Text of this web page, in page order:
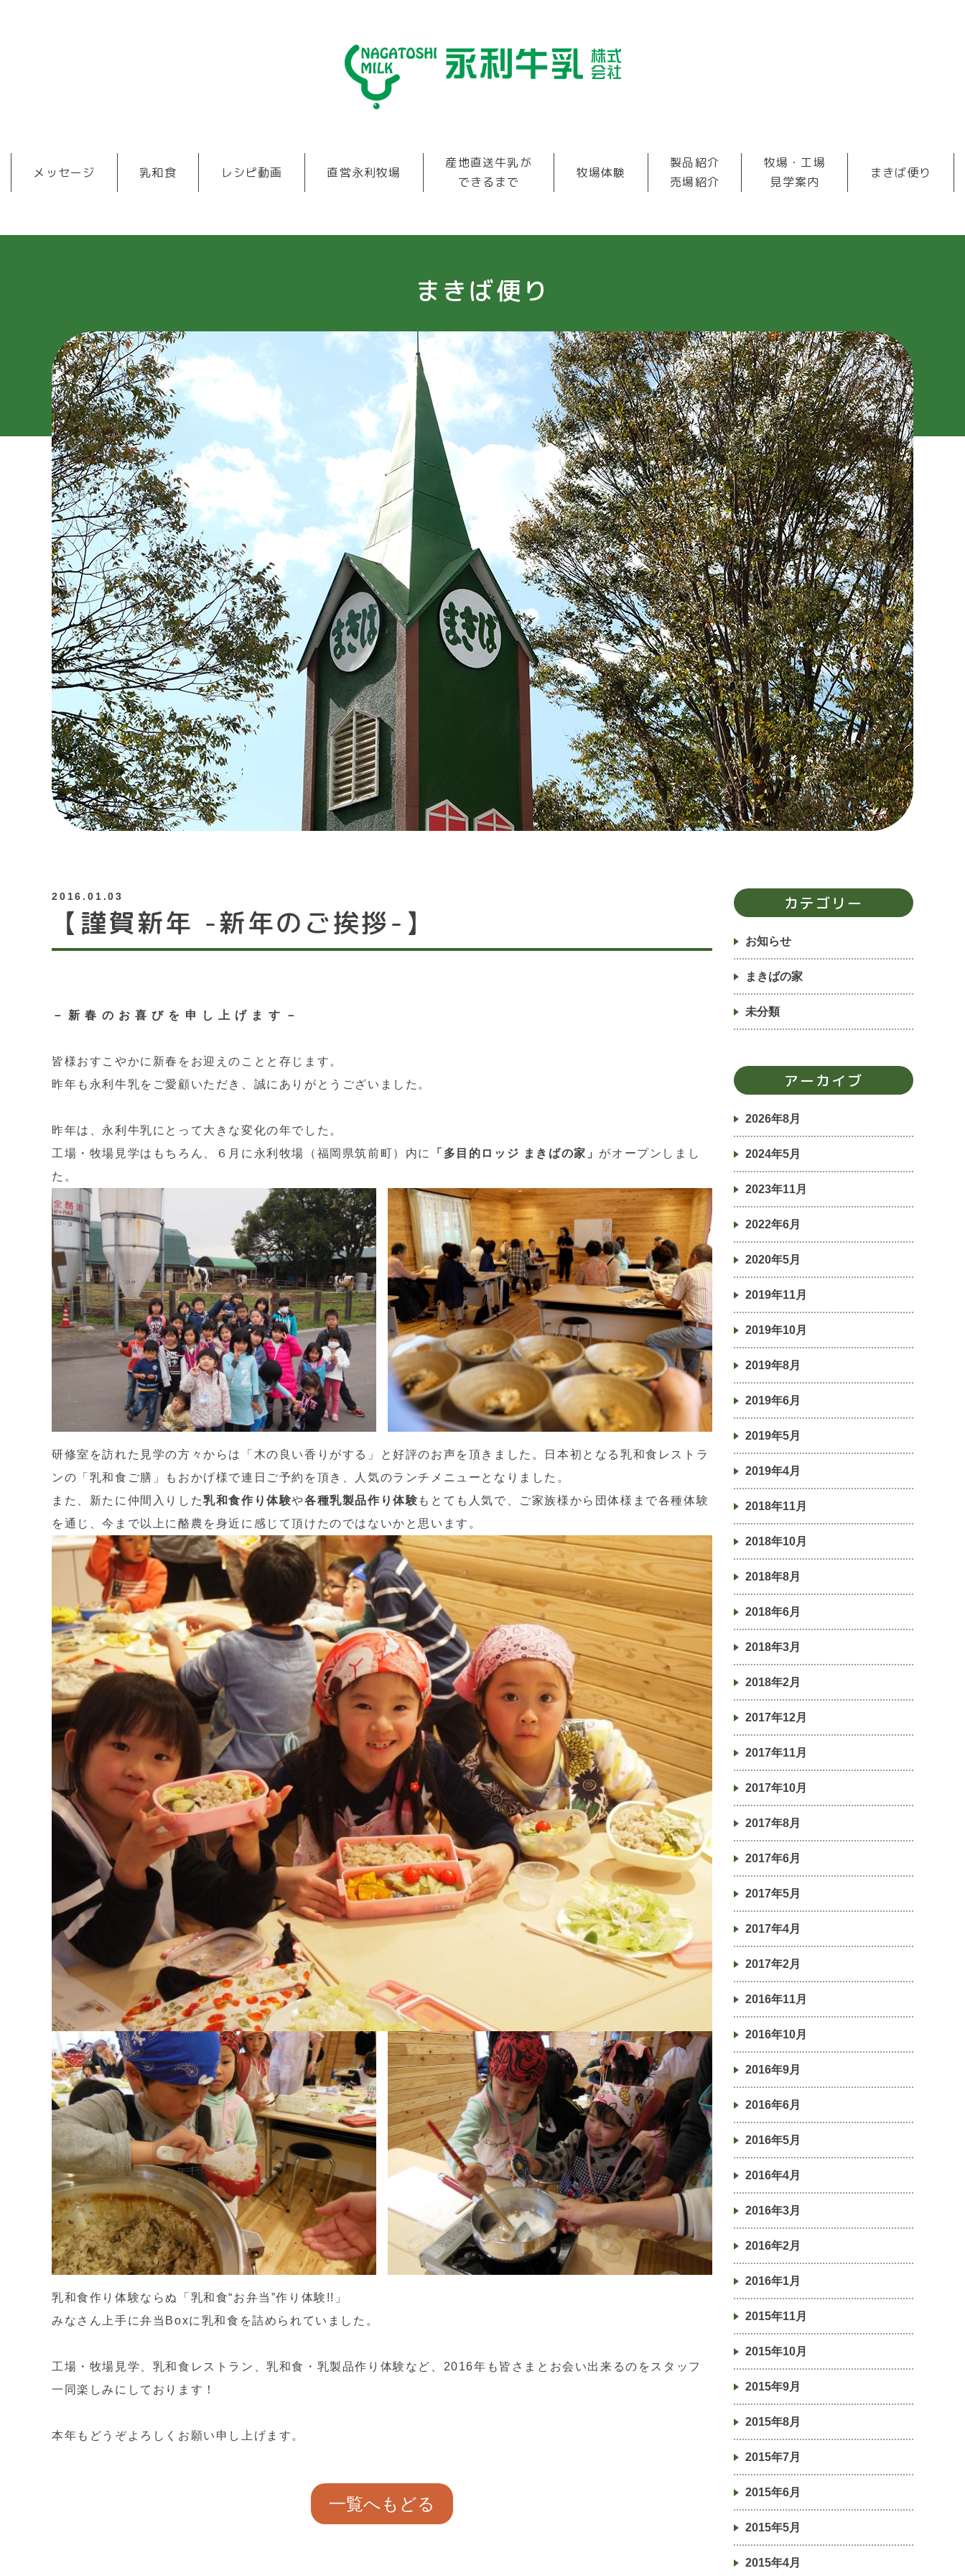
メッセージ 乳和食 レシピ動画 直営永利牧場
産地直送牛乳が
できるまで
牧場体験
製品紹介
売場紹介
牧場・工場
見学案内
まきば便り
まきば便り
2016.01.03
【謹賀新年 -新年のご挨拶-】
－ 新 春 の お 喜 び を 申 し 上 げ ま す －
皆様おすこやかに新春をお迎えのことと存じます。
昨年も永利牛乳をご愛顧いただき、誠にありがとうございました。
昨年は、永利牛乳にとって大きな変化の年でした。
工場・牧場見学はもちろん、６月に永利牧場（福岡県筑前町）内に
「多目的ロッジ まきばの家」 がオープンしまし
た。
研修室を訪れた見学の方々からは「木の良い香りがする」と好評のお声を頂きました。日本初となる乳和食レストラ
ンの「乳和食ご膳」もおかげ様で連日ご予約を頂き、人気のランチメニューとなりました。
また、新たに仲間入りした乳和食作り体験や各種乳製品作り体験 もとても人気で、ご家族様から団体様まで各種体験
を通じ、今まで以上に酪農を身近に感じて頂けたのではないかと思います。
乳和食作り体験ならぬ「乳和食“お弁当”作り体験!!」
みなさん上手に弁当Boxに乳和食を詰められていました。
工場・牧場見学、乳和食レストラン、乳和食・乳製品作り体験など、2016年も皆さまとお会い出来るのをスタッフ
一同楽しみにしております！
本年もどうぞよろしくお願い申し上げます。
一覧へもどる
カテゴリー
お知らせ
まきばの家
未分類
アーカイブ
2026年8月
2024年5月
2023年11月
2022年6月
2020年5月
2019年11月
2019年10月
2019年8月
2019年6月
2019年5月
2019年4月
2018年11月
2018年10月
2018年8月
2018年6月
2018年3月
2018年2月
2017年12月
2017年11月
2017年10月
2017年8月
2017年6月
2017年5月
2017年4月
2017年2月
2016年11月
2016年10月
2016年9月
2016年6月
2016年5月
2016年4月
2016年3月
2016年2月
2016年1月
2015年11月
2015年10月
2015年9月
2015年8月
2015年7月
2015年6月
2015年5月
2015年4月